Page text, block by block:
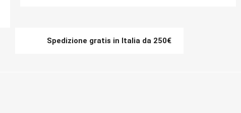
Spedizione gratis in Italia da 250€